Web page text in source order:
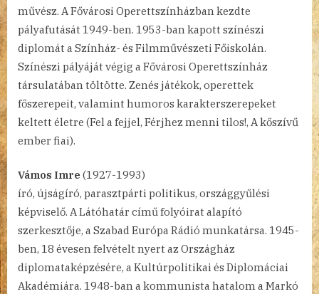
művész. A Fővárosi Operettszínházban kezdte
pályafutását 1949-ben. 1953-ban kapott színészi
diplomát a Színház- és Filmművészeti Főiskolán.
Színészi pályáját végig a Fővárosi Operettszínház
társulatában töltötte. Zenés játékok, operettek
főszerepeit, valamint humoros karakterszerepeket
keltett életre (Fel a fejjel, Férjhez menni tilos!, A kőszívű
ember fiai).
Vámos Imre (1927-1993)
író, újságíró, parasztpárti politikus, országgyűlési
képviselő. A Látóhatár című folyóirat alapító
szerkesztője, a Szabad Európa Rádió munkatársa. 1945-
ben, 18 évesen felvételt nyert az Országház
diplomataképzésére, a Kultúrpolitikai és Diplomáciai
Akadémiára. 1948-ban a kommunista hatalom a Markó